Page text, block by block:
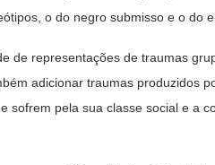
o do negro submisso e o do
de representações de traumas
adicionar traumas produzidos
sofrem pela sua classe social e a